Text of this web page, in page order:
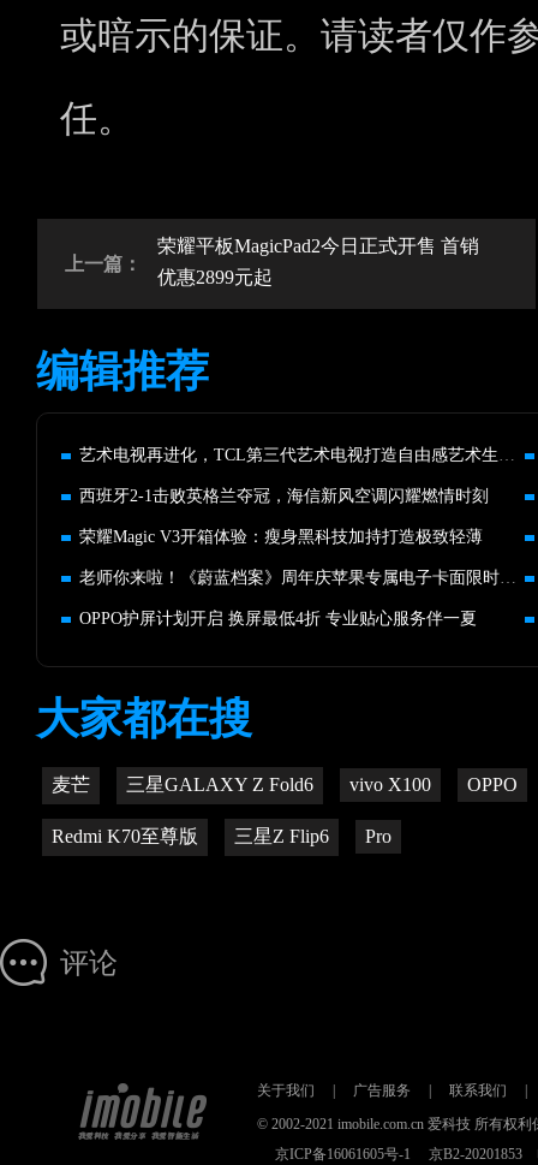
或暗示的保证。请读者仅作
任。
上一篇：
荣耀平板MagicPad2今日正式开售 首销
优惠2899元起
编辑推荐
艺术电视再进化，TCL第三代艺术电视打造自由感艺术生活方式
西班牙2-1击败英格兰夺冠，海信新风空调闪耀燃情时刻
荣耀Magic V3开箱体验：瘦身黑科技加持打造极致轻薄
老师你来啦！《蔚蓝档案》周年庆苹果专属电子卡面限时免费领取
OPPO护屏计划开启 换屏最低4折 专业贴心服务伴一夏
大家都在搜
麦芒 三星GALAXY Z Fold6 vivo X100 OPPO
Redmi K70至尊版 三星Z Flip6 Pro
评论
关于我们 广告服务 联系我们
© 2002-2021 imobile.com.cn 爱科技 所有权
京ICP备16061605号-1
京B2-20201853